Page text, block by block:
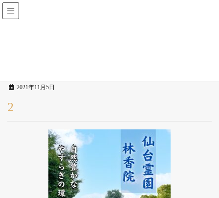
2021年11月5日
2